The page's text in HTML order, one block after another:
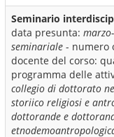
Seminario
data presunta:
seminariale - numero
docente del corso:
programma delle
collegio di dottorato
storiico religiosi e
dottorande e